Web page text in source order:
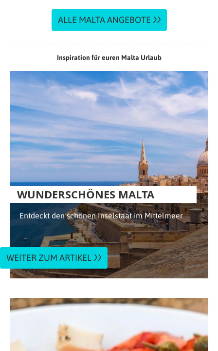
ALLE MALTA ANGEBOTE
Inspiration für euren Malta Urlaub
WUNDERSCHÖNES MALTA
Entdeckt den schönen Inselstaat im Mittelmeer
WEITER ZUM ARTIKEL